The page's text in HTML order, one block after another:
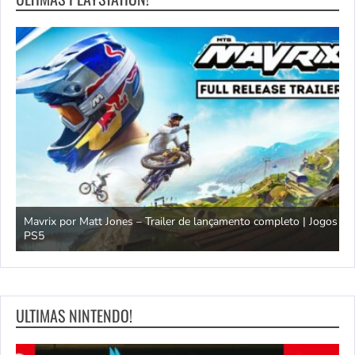
Mavrix por Matt Jones – Trailer de lançamento completo | Jogos
PS5
ULTIMAS NINTENDO!